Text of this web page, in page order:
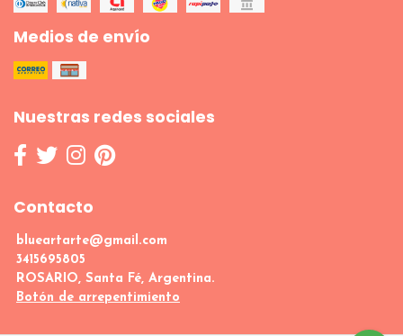
Medios de envío
Nuestras redes sociales
Contacto
blueartarte@gmail.com
3415695805
ROSARIO, Santa Fé, Argentina.
Botón de arrepentimiento